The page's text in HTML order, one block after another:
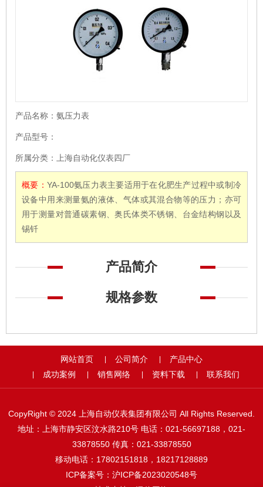
产品名称： 氨压力表
产品型号：
所属分类： 上海自动化仪表四厂
概要： YA-100氨压力表主要适用于在化肥生产过程中或制冷
设备中用来测量氨的液体、气体或其混合物等的压力；亦可
用于测量对普通碳素钢、奥氏体类不锈钢、台金结构钢以及
锡钎
产品简介
规格参数
网站首页 | 公司简介 | 产品中心
| 成功案例 | 销售网络 | 资料下载 | 联系我们
CopyRight © 2024 上海自动仪表集团有限公司 All Rights Reserved.
地址：上海市静安区汶水路210号 电话：021-56697188，021-
33878550 传真：021-33878550
移动电话：17802151818，18217128889
ICP备案号： 沪ICP备2023020548号